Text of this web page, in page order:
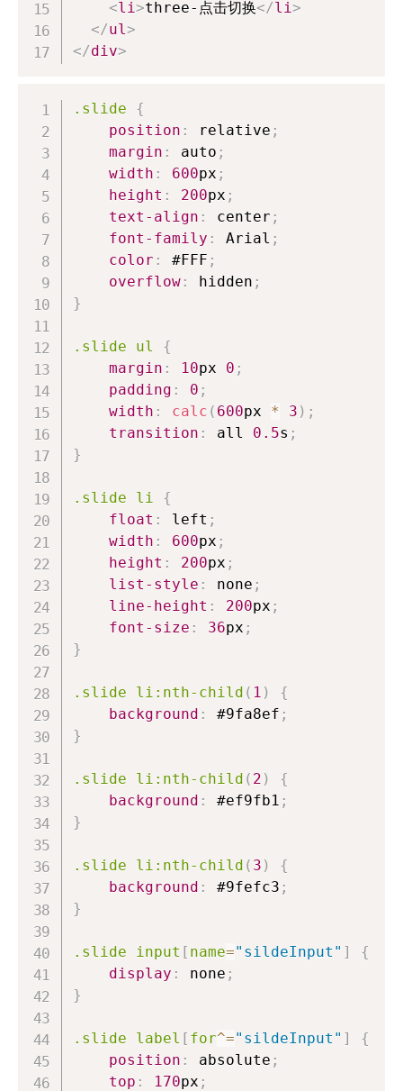
<li>three-点击切换</li>
</ul>
</div>
.slide
{
position : relative ;
margin : auto ;
width : 600px ;
height : 200px ;
text-align : center ;
font-family : Arial ;
color : #FFF ;
overflow: hidden ;
}
.slide ul
{
margin : 10px 0 ;
padding : 0 ;
width : calc ( 600px * 3 ) ;
transition : all 0.5s ;
}
.slide li
{
float : left ;
width : 600px ;
height : 200px ;
list-style : none ;
line-height : 200px ;
font-size : 36px ;
}
.slide li :nth-child ( 1 )
{
background : #9fa8ef ;
}
.slide li :nth-child ( 2 )
{
background : #ef9fb1 ;
}
.slide li :nth-child ( 3 )
{
background : #9fefc3 ;
}
.slide input [ name="sildeInput" ]
{
display : none ;
}
.slide label [ for^="sildeInput" ]
{
position : absolute ;
top : 170px ;